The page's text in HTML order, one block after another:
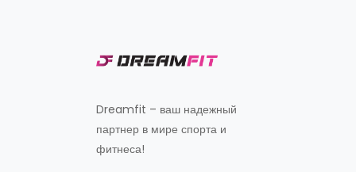
Dreamfit – ваш надежный
партнер в мире спорта и
фитнеса!